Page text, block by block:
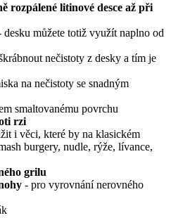
rozpálené litinové desce až při
desku můžete totiž využít naplno od
nečistoty z desky a tím je
na nečistoty se snadným
smaltovanému povrchu
rzi
i věci, které by na klasickém
burgery, nudle, rýže, lívance,
grilu
- pro vyrovnání nerovného